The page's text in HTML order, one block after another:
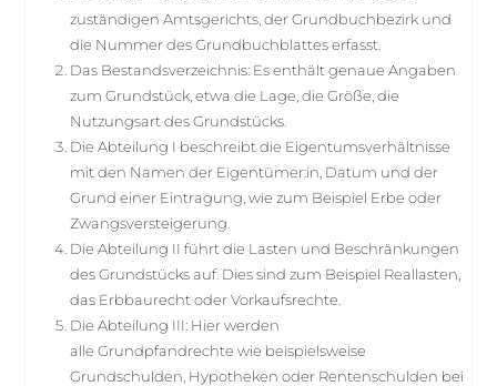
zuständigen Amtsgerichts, der Grundbuchbezirk und
die Nummer des Grundbuchblattes erfasst.
Das Bestandsverzeichnis: Es enthält genaue Angaben
zum Grundstück, etwa die Lage, die Größe, die
Nutzungsart des Grundstücks.
Die Abteilung I beschreibt die Eigentumsverhältnisse
mit den Namen der Eigentümer:in, Datum und der
Grund einer Eintragung, wie zum Beispiel Erbe oder
Zwangsversteigerung.
Die Abteilung II führt die Lasten und Beschränkungen
des Grundstücks auf. Dies sind zum Beispiel Reallasten,
das Erbbaurecht oder Vorkaufsrechte.
Die Abteilung III: Hier werden
alle Grundpfandrechte wie beispielsweise
Grundschulden, Hypotheken oder Rentenschulden bei